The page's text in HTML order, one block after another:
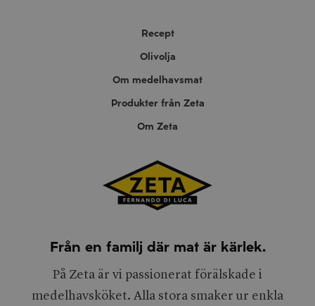
Recept
Olivolja
Om medelhavsmat
Produkter från Zeta
Om Zeta
Från en familj där mat är kärlek.
På Zeta är vi passionerat förälskade i
medelhavsköket. Alla stora smaker ur enkla